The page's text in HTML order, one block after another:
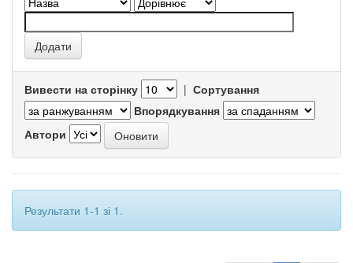
Вивести на сторінку | Сортування
Впорядкування
Автори
Результати 1-1 зі 1.